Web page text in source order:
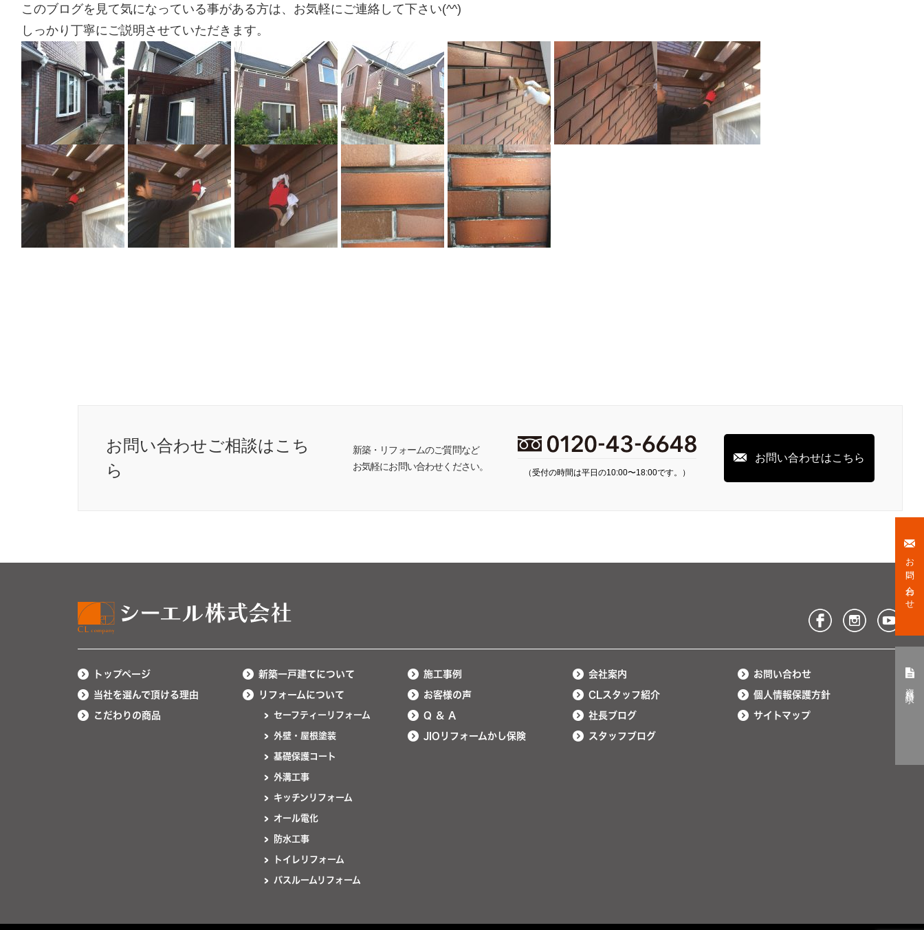
このブログを見て気になっている事がある方は、お気軽にご連絡して下さい(^^)
しっかり丁寧にご説明させていただきます。
お問い合わせご相談はこち
ら
新築・リフォームのご質問など
お気軽にお問い合わせください。
（受付の時間は平日の10:00〜18:00です。）
お問い合わせはこちら
お問い合わせ
トップページ
当社を選んで頂ける理由
こだわりの商品
新築一戸建てについて
リフォームについて
セーフティーリフォーム
外壁・屋根塗装
基礎保護コート
外溝工事
キッチンリフォーム
オール電化
防水工事
トイレリフォーム
バスルームリフォーム
施工事例
お客様の声
Q ＆ A
JIOリフォームかし保険
会社案内
CLスタッフ紹介
社長ブログ
スタッフブログ
お問い合わせ
個人情報保護方針
サイトマップ